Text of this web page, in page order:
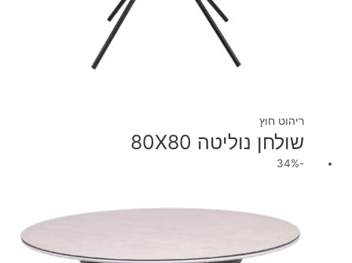
ריהוט חוץ
שולחן נוליטה 80X80
-34%
₪5,900.00.